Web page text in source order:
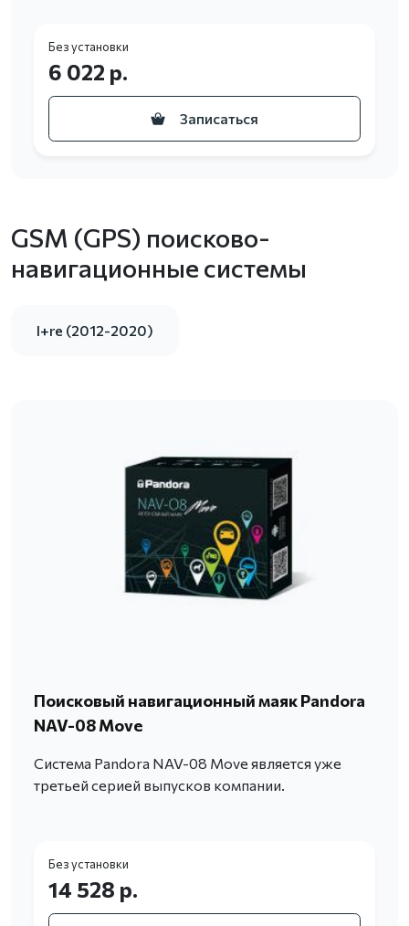
Без установки
6 022 р.
Записаться
GSM (GPS) поисково-
навигационные системы
I+re (2012-2020)
Поисковый навигационный маяк Pandora
NAV-08 Move
Система Pandora NAV-08 Move является уже
третьей серией выпусков компании.
Без установки
14 528 р.